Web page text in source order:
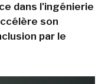
dans l'ingénierie
son
par le